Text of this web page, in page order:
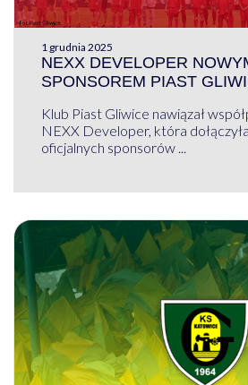
1 grudnia 2025
NEXX DEVELOPER
SPONSOREM PIAST
Klub Piast Gliwice nawiązał
NEXX Developer, która
oficjalnych sponsorów ...